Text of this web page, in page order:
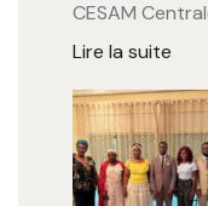
CESAM
Lire la suite